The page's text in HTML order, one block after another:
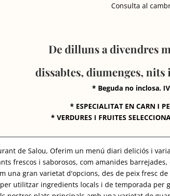
Consulta al
De dilluns a divendres
dissabtes, diumenges, nits
* Beguda no inclosa.
* ESPECIALITAT EN CARN I
* VERDURES I FRUITES
de Salou, Oferim un menú diari deliciós i
frescos i saborosos, com amanides
una gran varietat d'opcions, des de peix fresc de
utilitzar ingredients locals i de temporada per